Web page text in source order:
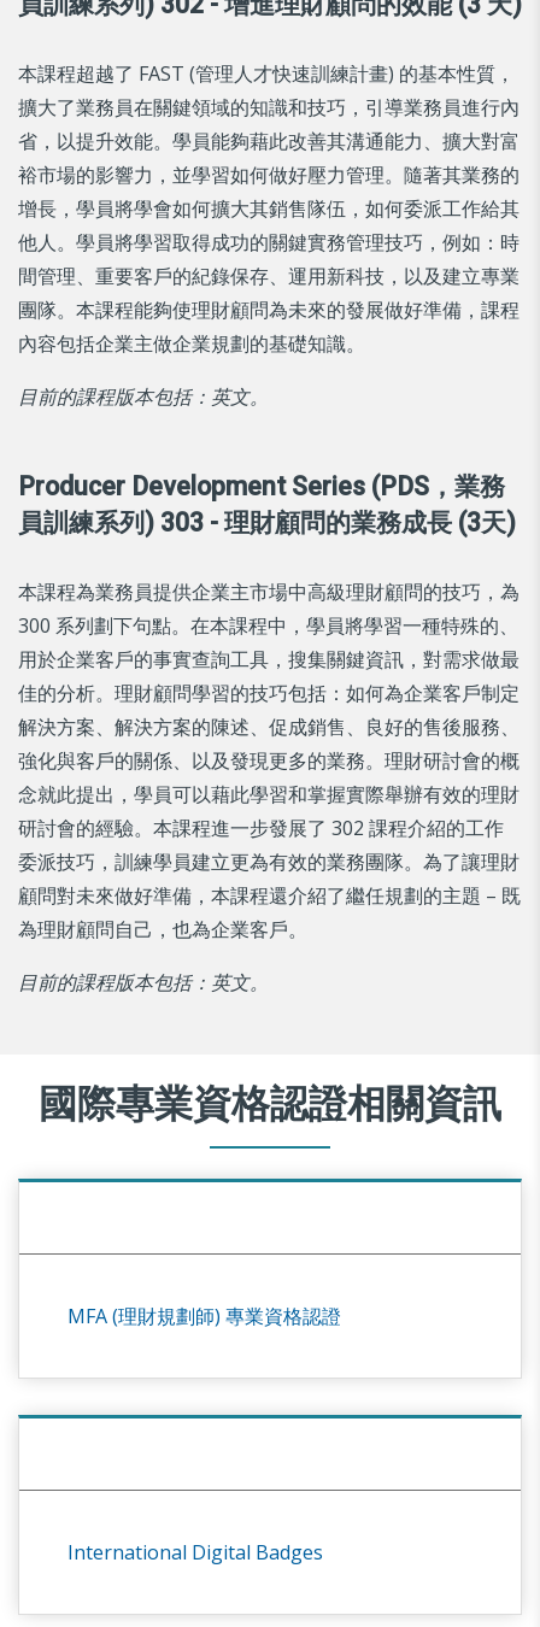
本課程超越了 FAST (管理人才快速訓練計畫) 的基本性質，
擴大了業務員在關鍵領域的知識和技巧，引導業務員進行內
省，以提升效能。學員能夠藉此改善其溝通能力、擴大對富
裕市場的影響力，並學習如何做好壓力管理。隨著其業務的
增長，學員將學會如何擴大其銷售隊伍，如何委派工作給其
他人。學員將學習取得成功的關鍵實務管理技巧，例如：時
間管理、重要客戶的紀錄保存、運用新科技，以及建立專業
團隊。本課程能夠使理財顧問為未來的發展做好準備，課程
內容包括企業主做企業規劃的基礎知識。
目前的課程版本包括：英文。
Producer Development Series (PDS，業務
員訓練系列) 303 - 理財顧問的業務成長 (3天)
本課程為業務員提供企業主市場中高級理財顧問的技巧，為
300 系列劃下句點。在本課程中，學員將學習一種特殊的、
用於企業客戶的事實查詢工具，搜集關鍵資訊，對需求做最
佳的分析。理財顧問學習的技巧包括：如何為企業客戶制定
解決方案、解決方案的陳述、促成銷售、良好的售後服務、
強化與客戶的關係、以及發現更多的業務。理財研討會的概
念就此提出，學員可以藉此學習和掌握實際舉辦有效的理財
研討會的經驗。本課程進一步發展了 302 課程介紹的工作
委派技巧，訓練學員建立更為有效的業務團隊。為了讓理財
顧問對未來做好準備，本課程還介紹了繼任規劃的主題 – 既
為理財顧問自己，也為企業客戶。
目前的課程版本包括：英文。
國際專業資格認證相關資訊
MFA (理財規劃師) 專業資格認證
International Digital Badges